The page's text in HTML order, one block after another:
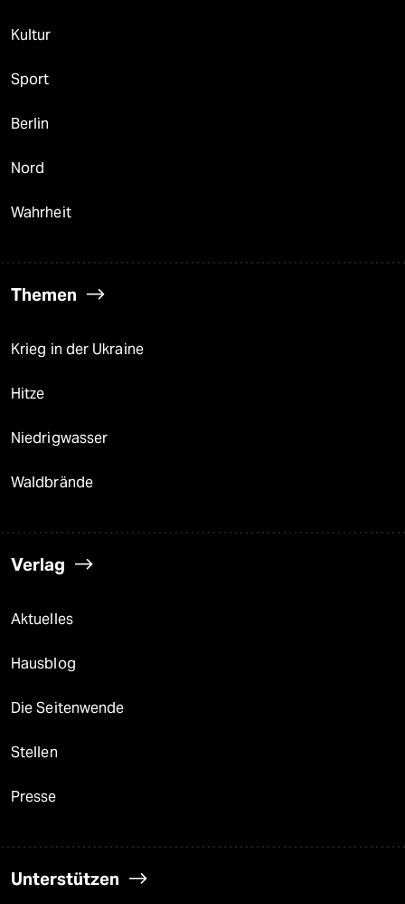
Kultur
Sport
Berlin
Nord
Wahrheit
Themen
Krieg in der Ukraine
Hitze
Niedrigwasser
Waldbrände
Verlag
Aktuelles
Hausblog
Die Seitenwende
Stellen
Presse
Unterstützen